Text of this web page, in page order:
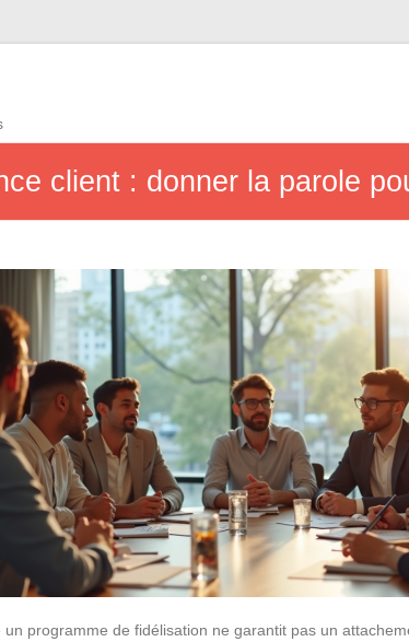
client : donner la parole
un programme de fidélisation ne garantit pas un